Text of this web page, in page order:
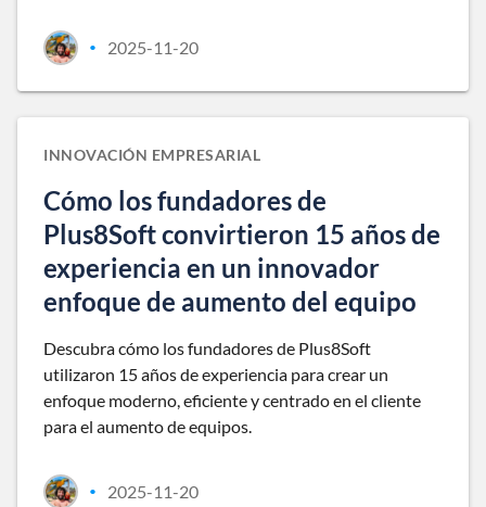
• 2025-11-20
INNOVACIÓN EMPRESARIAL
Cómo los fundadores de
Plus8Soft convirtieron 15 años de
experiencia en un innovador
enfoque de aumento del equipo
Descubra cómo los fundadores de Plus8Soft
utilizaron 15 años de experiencia para crear un
enfoque moderno, eficiente y centrado en el cliente
para el aumento de equipos.
• 2025-11-20